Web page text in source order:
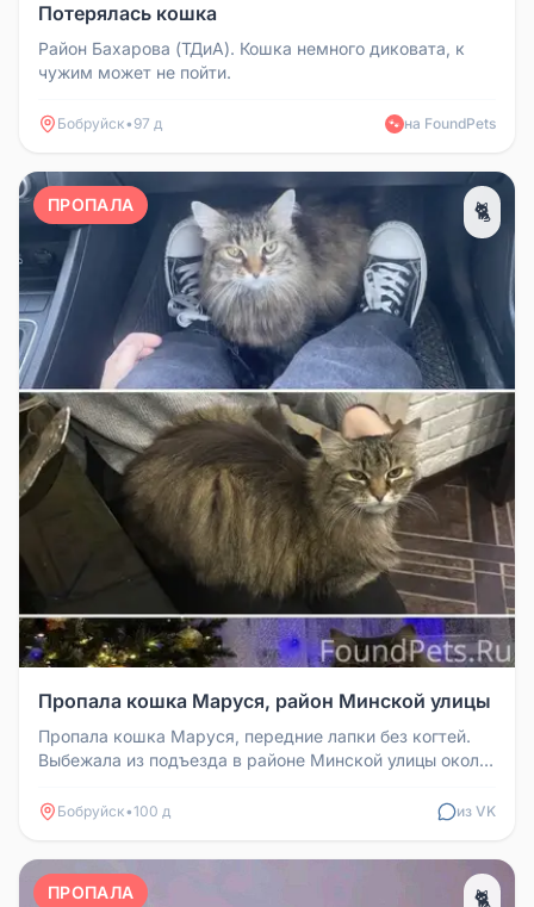
Потерялась кошка
Район Бахарова (ТДиА). Кошка немного диковата, к
чужим может не пойти.
Бобруйск• 97 д 🐾 на FoundPets
ПРОПАЛА 🐈
Пропала кошка Маруся, район Минской улицы
Пропала кошка Маруся, передние лапки без когтей.
Выбежала из подъезда в районе Минской улицы около
Бобруйск•100 д из VK
ПРОПАЛА 🐈